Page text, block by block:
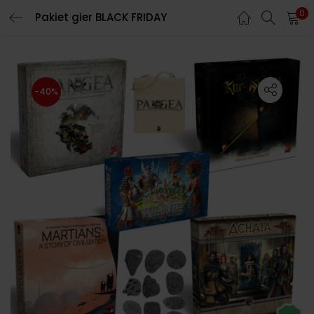
Pakiet gier BLACK FRIDAY 0
-40%